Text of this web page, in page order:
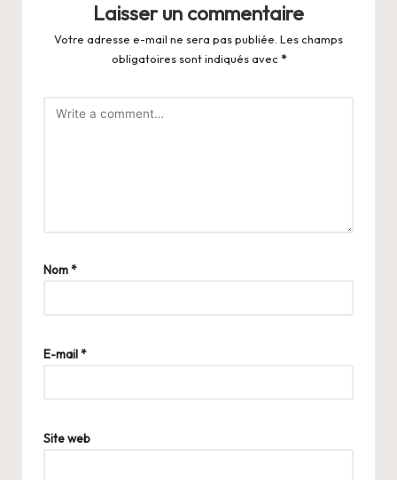
Laisser un commentaire
Votre adresse e-mail ne sera pas publiée. Les champs
obligatoires sont indiqués avec *
Nom*
E-mail*
Site web